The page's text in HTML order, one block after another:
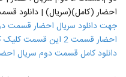
احضار (کامل)(سریال) | دانلود قسمت ١٣
احضار قسمت 2 این قسمت کلیک کنید
دانلود کامل قسمت دوم سریال